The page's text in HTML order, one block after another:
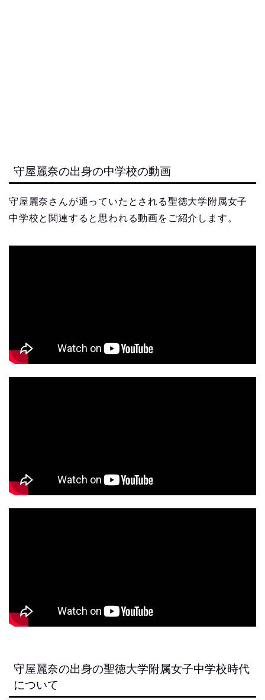
守屋麗奈の出身の中学校の動画
守屋麗奈さんが通っていたとされる聖徳大学附属女子
中学校と関連すると思われる動画をご紹介します。
守屋麗奈の出身の聖徳大学附属女子中学校時代
について